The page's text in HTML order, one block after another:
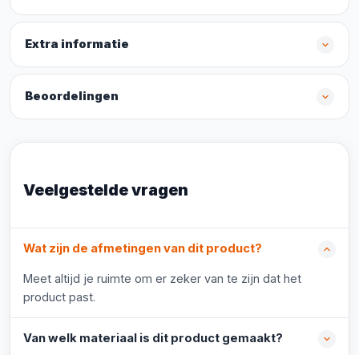
Extra informatie
Beoordelingen
Veelgestelde vragen
Wat zijn de afmetingen van dit product?
Meet altijd je ruimte om er zeker van te zijn dat het
product past.
Van welk materiaal is dit product gemaakt?